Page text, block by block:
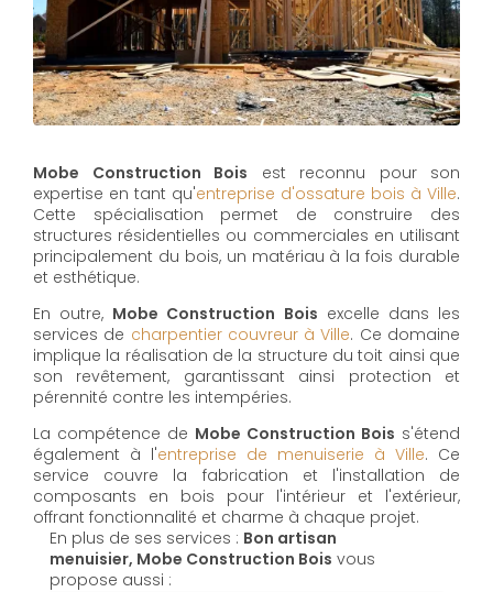
Mobe Construction Bois est reconnu pour son
expertise en tant qu'entreprise d'ossature bois à Ville.
Cette spécialisation permet de construire des
structures résidentielles ou commerciales en utilisant
principalement du bois, un matériau à la fois durable
et esthétique.
En outre, Mobe Construction Bois excelle dans les
services de charpentier couvreur à Ville. Ce domaine
implique la réalisation de la structure du toit ainsi que
son revêtement, garantissant ainsi protection et
pérennité contre les intempéries.
La compétence de Mobe Construction Bois s'étend
également à l'entreprise de menuiserie à Ville. Ce
service couvre la fabrication et l'installation de
composants en bois pour l'intérieur et l'extérieur,
offrant fonctionnalité et charme à chaque projet.
En plus de ses services : Bon artisan
menuisier, Mobe Construction Bois vous
propose aussi :